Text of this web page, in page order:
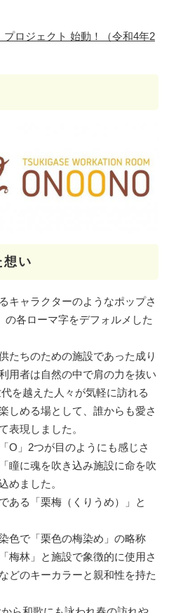
プロジェクト 始動！（令和4年2
想い
キャラクターのようなポップさ
の各ローマ字をデフォルメした
たちのための施設であった成り
用者は自然の中で肩の力を抜い
を越えた人々が気軽に訪れる
しめる場として、誰からも愛さ
表現しました。
O」2つが目のようにも感じさ
瞳に魂を吹き込み施設に命を吹
めました。
ある「栗梅（くりうめ）」と
色で「栗色の梅染め」の略称
梅林」と施設で象徴的に使用さ
どのキーカラーと親和性を持た